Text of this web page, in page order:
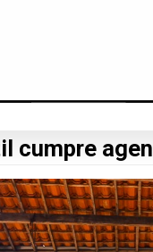
cumpre